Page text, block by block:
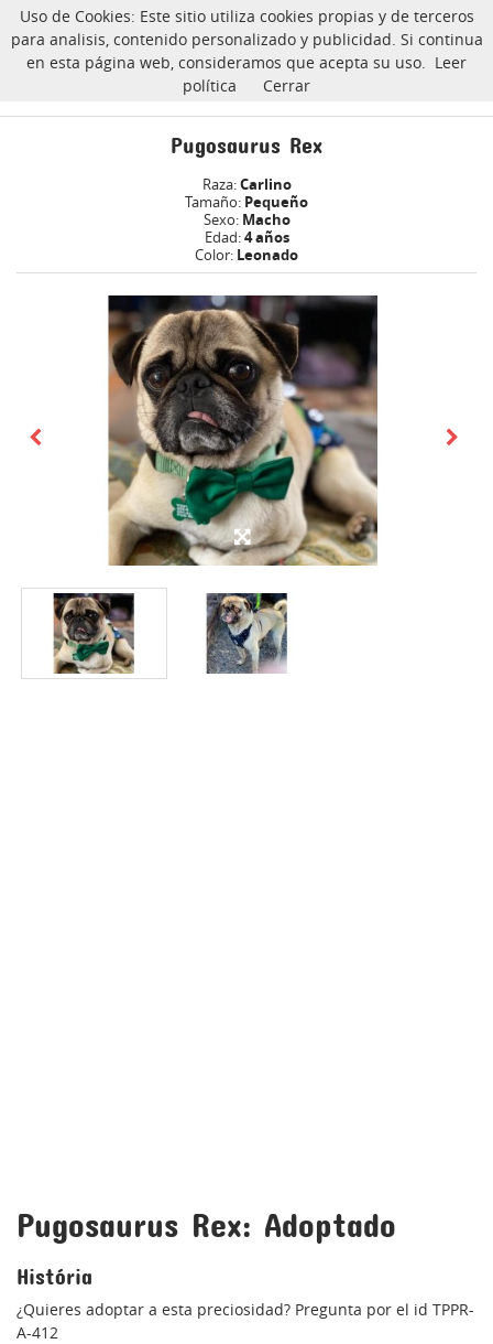
CarlinoSOS
Pugosaurus Rex carlino Adoptado
Pugosaurus Rex
Raza:Carlino
Tamaño: Pequeño
Sexo: Macho
Edad:4 años
Color: Leonado
Pugosaurus Rex: Adoptado
História
¿Quieres adoptar a esta preciosidad? Pregunta por el id TPPR-
A-412
Uso de Cookies: Este sitio utiliza cookies propias y de terceros
para analisis, contenido personalizado y publicidad. Si continua
en esta página web, consideramos que acepta su uso. Leer
política
Cerrar